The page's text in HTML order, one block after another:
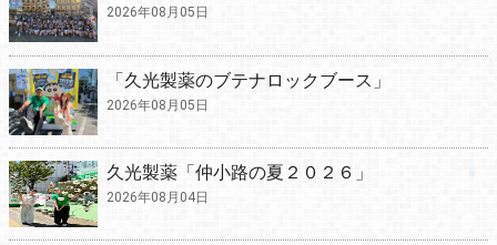
2026年08月05日
「久光製薬のブテナロックブース」
2026年08月05日
久光製薬「仲小路の夏２０２６」
2026年08月04日